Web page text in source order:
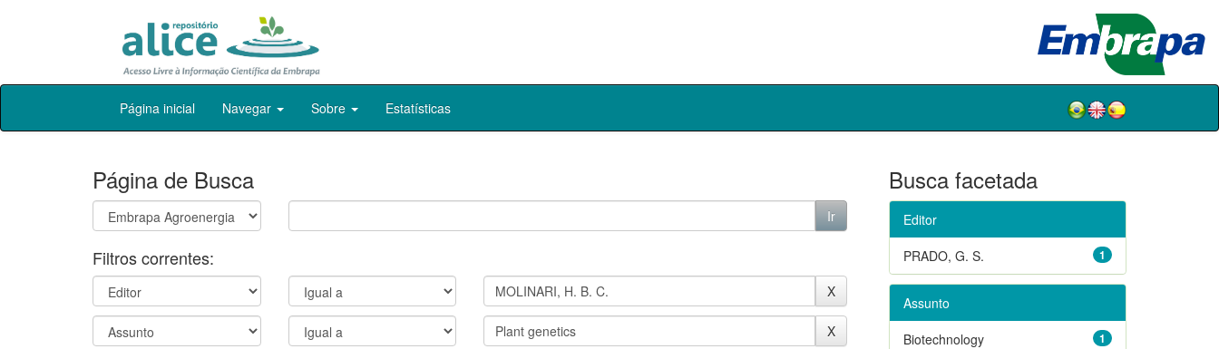
Skip
Página inicial Navegar Sobre Estatísticas
Página de Busca
Filtros correntes:
Busca facetada
Editor
1
PRADO, G. S.
Assunto
1
Biotechnology